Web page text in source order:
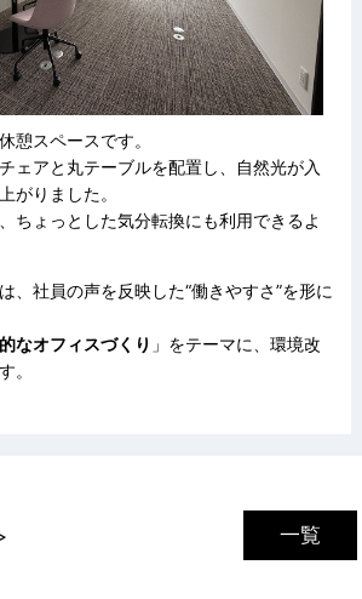
憩スペースです。
ェアと丸テーブルを配置し、自然光が入
がりました。
ちょっとした気分転換にも利用できるよ
、社員の声を反映した“働きやすさ”を形に
なオフィスづくり 」をテーマに、環境改
。
一覧